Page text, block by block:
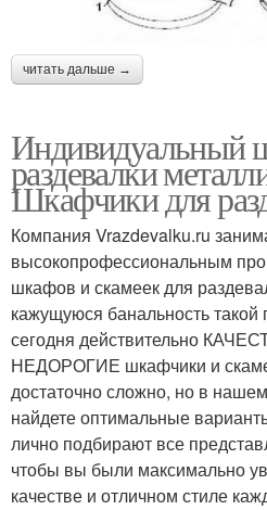
читать дальше →
Индивидуальный
раздевалки
Шкафчики для
Компания Vrazdevalku.ru
высокопрофессиональным
шкафов и скамеек для
кажущуюся банальность такой
сегодня действительно
НЕДОРОГИЕ шкафчики и
достаточно сложно, но в
найдете оптимальные
лично подбирают все
чтобы вы были максимально
качестве и отличном стиле